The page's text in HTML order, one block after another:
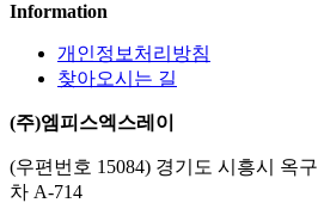
Information
개인정보처리방침
찾아오시는 길
(주)엠피스엑스레이
(우편번호 15084) 경기도 시흥시 옥
차 A-714